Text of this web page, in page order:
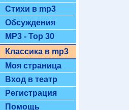
Стихи в mp3
Обсуждения
MP3 - Top 30
Классика в mp3
Моя страница
Вход в театр
Регистрация
Помощь